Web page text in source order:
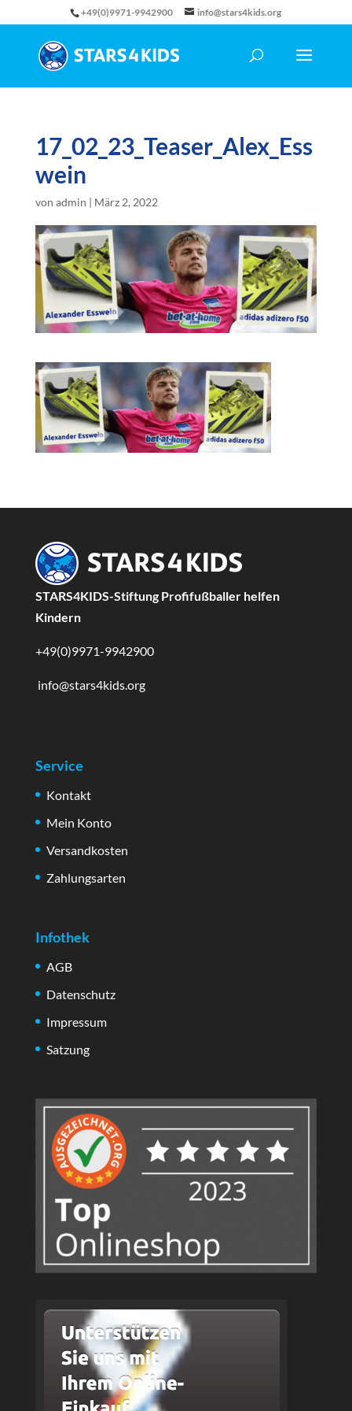
+49(0)9971-9942900 info@stars4kids.org
17_02_23_Teaser_Alex_Ess
wein
von admin | März 2, 2022
STARS4KIDS-Stiftung Profifußballer helfen
Kindern
+49(0)9971-9942900
info@stars4kids.org
Service
Kontakt
Mein Konto
Versandkosten
Zahlungsarten
Infothek
AGB
Datenschutz
Impressum
Satzung